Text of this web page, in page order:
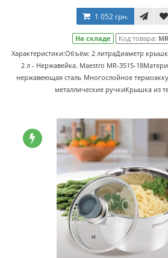
1 052 грн.
На складе Код товара:
Характеристики:Объём: 2 литраДиаметр
2 л - Нержавейка. Maestro MR-3515-
нержавеющая сталь Многослойное
металлические ручкиКрышка из